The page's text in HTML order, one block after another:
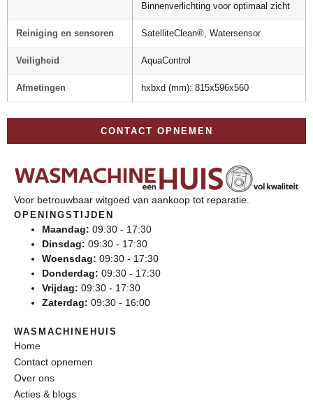
Binnenverlichting voor optimaal zicht
Reiniging en sensoren SatelliteClean®, Watersensor
Veiligheid AquaControl
Afmetingen hxbxd (mm): 815x596x560
CONTACT OPNEMEN
Voor betrouwbaar witgoed van aankoop tot reparatie.
OPENINGSTIJDEN
Maandag: 09:30 - 17:30
Dinsdag: 09:30 - 17:30
Woensdag: 09:30 - 17:30
Donderdag: 09:30 - 17:30
Vrijdag: 09:30 - 17:30
Zaterdag: 09:30 - 16:00
WASMACHINEHUIS
Home
Contact opnemen
Over ons
Acties & blogs